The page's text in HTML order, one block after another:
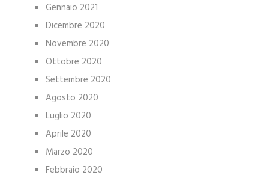
Gennaio 2021
Dicembre 2020
Novembre 2020
Ottobre 2020
Settembre 2020
Agosto 2020
Luglio 2020
Aprile 2020
Marzo 2020
Febbraio 2020